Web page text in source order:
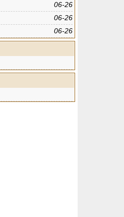
06-26
06-26
06-26